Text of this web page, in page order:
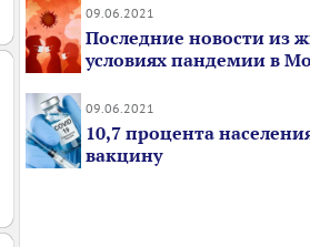
09.06.2021
Последние новости из
условиях пандемии в
09.06.2021
10,7 процента
вакцину